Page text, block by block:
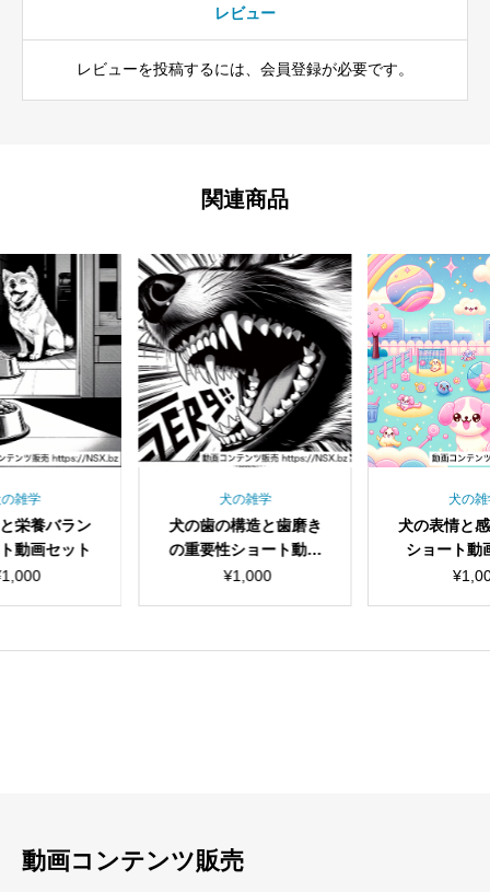
レビュー
レビューを投稿するには、会員登録が必要です。
関連商品
雑学
栄養バラン
動画セット
1,000
犬の雑学
犬の歯の構造と歯磨き
の重要性ショート動画
セット
¥1,000
犬の
犬の表情と
ショート動
¥
動画コンテンツ販売